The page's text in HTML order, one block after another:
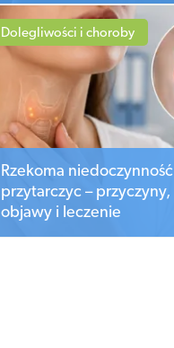
Dolegliwości i choroby
Rzekoma niedoczynność
przytarczyc – przyczyny,
objawy i leczenie